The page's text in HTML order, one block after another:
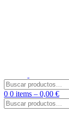
Buscar
por:
0 0 items – 0,00 €
Buscar
por: